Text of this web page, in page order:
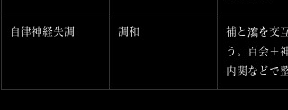
自律神経失調 調和
補と瀉を交
う。百会＋
内関などで